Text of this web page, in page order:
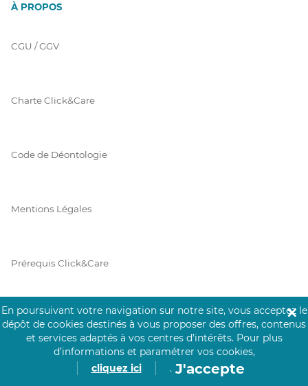
À PROPOS
CGU / GGV
Charte Click&Care
Code de Déontologie
Mentions Légales
Prérequis Click&Care
Protection des Données
En poursuivant votre navigation sur notre site, vous acceptez le
dépôt de cookies destinés à vous proposer des offres, contenus
et services adaptés à vos centres d’intérêts. Pour plus
d’informations et paramétrer vos cookies,
cliquez ici
. J'accepte
✕